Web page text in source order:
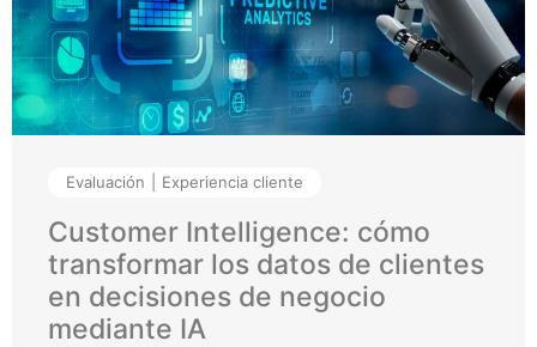
Evaluación Experiencia cliente
Customer Intelligence: cómo
transformar los datos de clientes
en decisiones de negocio
mediante IA